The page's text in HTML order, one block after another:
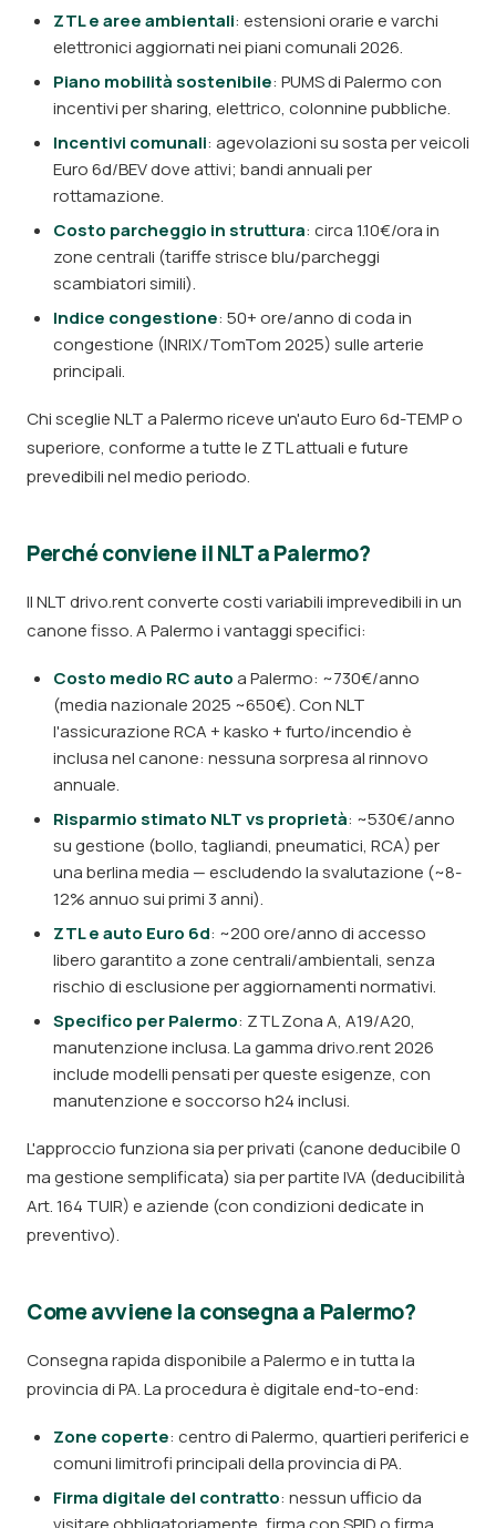
ZTL e aree ambientali: estensioni orarie e varchi
elettronici aggiornati nei piani comunali 2026.
Piano mobilità sostenibile: PUMS di Palermo con
incentivi per sharing, elettrico, colonnine pubbliche.
Incentivi comunali: agevolazioni su sosta per veicoli
Euro 6d/BEV dove attivi; bandi annuali per
rottamazione.
Costo parcheggio in struttura: circa 1.10€/ora in
zone centrali (tariffe strisce blu/parcheggi
scambiatori simili).
Indice congestione: 50+ ore/anno di coda in
congestione (INRIX/TomTom 2025) sulle arterie
principali.
Chi sceglie NLT a Palermo riceve un'auto Euro 6d-TEMP o
superiore, conforme a tutte le ZTL attuali e future
prevedibili nel medio periodo.
Perché conviene il NLT a Palermo?
Il NLT drivo.rent converte costi variabili imprevedibili in un
canone fisso. A Palermo i vantaggi specifici:
Costo medio RC autoa Palermo: ~730€/anno
(media nazionale 2025 ~650€). Con NLT
l'assicurazione RCA + kasko + furto/incendio è
inclusa nel canone: nessuna sorpresa al rinnovo
annuale.
Risparmio stimato NLT vs proprietà: ~530€/anno
su gestione (bollo, tagliandi, pneumatici, RCA) per
una berlina media — escludendo la svalutazione (~8-
12% annuo sui primi 3 anni).
ZTL e auto Euro 6d: ~200 ore/anno di accesso
libero garantito a zone centrali/ambientali, senza
rischio di esclusione per aggiornamenti normativi.
Specifico per Palermo: ZTL Zona A, A19/A20,
manutenzione inclusa. La gamma drivo.rent 2026
include modelli pensati per queste esigenze, con
manutenzione e soccorso h24 inclusi.
L'approccio funziona sia per privati (canone deducibile 0
ma gestione semplificata) sia per partite IVA (deducibilità
Art. 164 TUIR) e aziende (con condizioni dedicate in
preventivo).
Come avviene la consegna a Palermo?
Consegna rapida disponibile a Palermo e in tutta la
provincia di PA. La procedura è digitale end-to-end:
Zone coperte: centro di Palermo, quartieri periferici e
comuni limitrofi principali della provincia di PA.
Firma digitale del contratto: nessun ufficio da